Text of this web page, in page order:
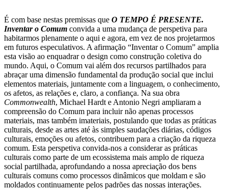
É com base nestas premissas que O TEMPO É PRESENTE.
Inventar o Comum convida a uma mudança de perspetiva para
habitarmos plenamente o aqui e agora, em vez de nos projetarmos
em futuros especulativos. A afirmação “Inventar o Comum” amplia
esta visão ao enquadrar o design como construção coletiva do
mundo. Aqui, o Comum vai além dos recursos partilhados para
abraçar uma dimensão fundamental da produção social que inclui
elementos materiais, juntamente com a linguagem, o conhecimento,
os afetos, as relações e, claro, a confiança. Na sua obra
Commonwealth, Michael Hardt e Antonio Negri ampliaram a
compreensão do Comum para incluir não apenas processos
materiais, mas também imateriais, postulando que todas as práticas
culturais, desde as artes até às simples saudações diárias, códigos
culturais, emoções ou afetos, contribuem para a criação da riqueza
comum. Esta perspetiva convida-nos a considerar as práticas
culturais como parte de um ecossistema mais amplo de riqueza
social partilhada, aprofundando a nossa apreciação dos bens
culturais comuns como processos dinâmicos que moldam e são
moldados continuamente pelos padrões das nossas interações.